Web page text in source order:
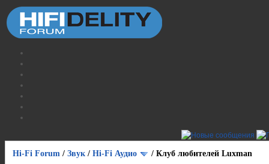
Hi-Fi Forum / Звук / Hi-Fi Аудио / Клуб любителей Luxman